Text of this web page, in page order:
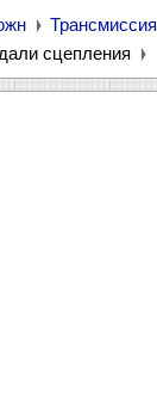
Трансмиссия
сцепления